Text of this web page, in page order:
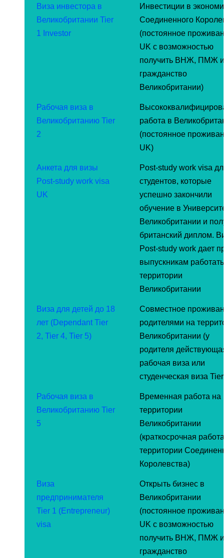
Виза инвестора в
Великобритании Tier
1 Investor
Инвестиции в
Соединенного
(постоянное
UK с возможностью
получить ВНЖ, ПМЖ и
гражданство
Великобритании)
Рабочая виза в
Великобританию Tier
2
работа в
(постоянное
UK)
Анкета для визы
Post-study work visa
UK
Post-study work visa
студентов, которые
успешно закончили
обучение в
Великобритании и
британский диплом.
Post-study work дает
выпускникам
территории
Великобритании
Виза для детей до 18
лет (Dependant Tier
2, Tier 4, Tier 5)
Совместное
родителями на
Великобритании (у
родителя
рабочая виза или
студенческая виза
Рабочая виза в
Великобританию Tier
5
Временная работа на
территории
Великобритании
(краткосрочная
территории
Королевства)
Виза
предпринимателя
Tier 1 (Entrepreneur)
visa
Открыть бизнес в
Великобритании
(постоянное
UK с возможностью
получить ВНЖ, ПМЖ и
гражданство